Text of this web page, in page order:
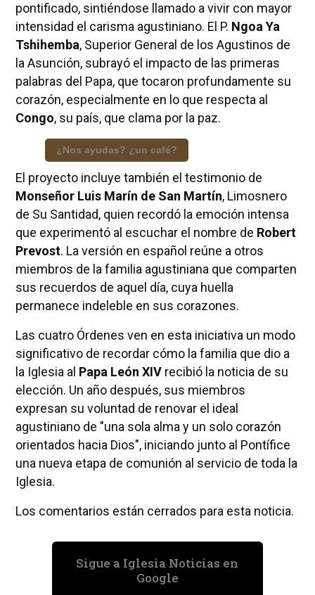
pontificado, sintiéndose llamado a vivir con mayor
intensidad el carisma agustiniano. El P. Ngoa Ya
Tshihemba, Superior General de los Agustinos de
la Asunción, subrayó el impacto de las primeras
palabras del Papa, que tocaron profundamente su
corazón, especialmente en lo que respecta al
Congo, su país, que clama por la paz.
¿Nos ayudas? ¿un café?
El proyecto incluye también el testimonio de
Monseñor Luis Marín de San Martín, Limosnero
de Su Santidad, quien recordó la emoción intensa
que experimentó al escuchar el nombre de Robert
Prevost. La versión en español reúne a otros
miembros de la familia agustiniana que comparten
sus recuerdos de aquel día, cuya huella
permanece indeleble en sus corazones.
Las cuatro Órdenes ven en esta iniciativa un modo
significativo de recordar cómo la familia que dio a
la Iglesia al Papa León XIVrecibió la noticia de su
elección. Un año después, sus miembros
expresan su voluntad de renovar el ideal
agustiniano de "una sola alma y un solo corazón
orientados hacia Dios", iniciando junto al Pontífice
una nueva etapa de comunión al servicio de toda la
Iglesia.
Los comentarios están cerrados para esta noticia.
Sigue a Iglesia Noticias en
Google